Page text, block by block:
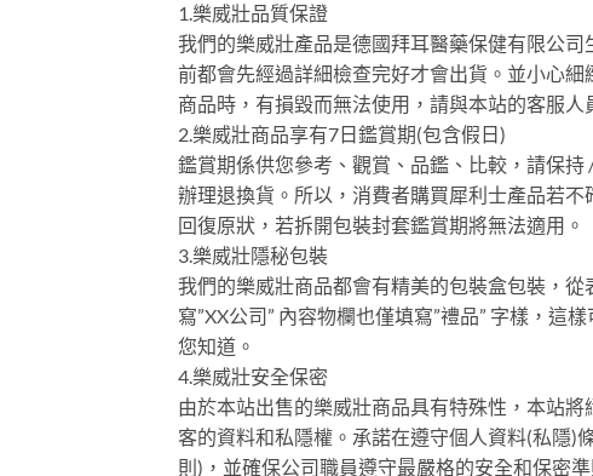
1.樂威壯品質保證
我們的樂威壯產品是德國拜耳醫藥保健有限公
前都會先經過詳細檢查完好才會出貨。並小心
商品時，有損毀而無法使用，請與本站的客服
2.樂威壯商品享有7日鑑賞期(包含假日)
鑑賞期係供您參考、觀賞、品鑑、比較，請保
辦理退換貨。所以，消費者購買犀利士產品若
回復原狀，若拆開包裝封套鑑賞期將無法適用。
3.樂威壯隱秘包裝
我們的樂威壯商品都會有精美的包裝盒包裝，
寫”XX公司” 內容物欄也僅填寫”禮品” 字樣，這
您知道。
4.樂威壯安全保密
由於本站出售的樂威壯商品具有特殊性，本站
客的資料和私隱權。承諾在遵守個人資料(私隱)
則)，並確保公司職員遵守最嚴格的安全和保密準